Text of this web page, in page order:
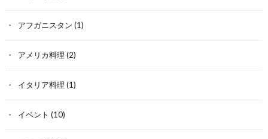
アフガニスタン (1)
アメリカ料理 (2)
イタリア料理 (1)
イベント (10)